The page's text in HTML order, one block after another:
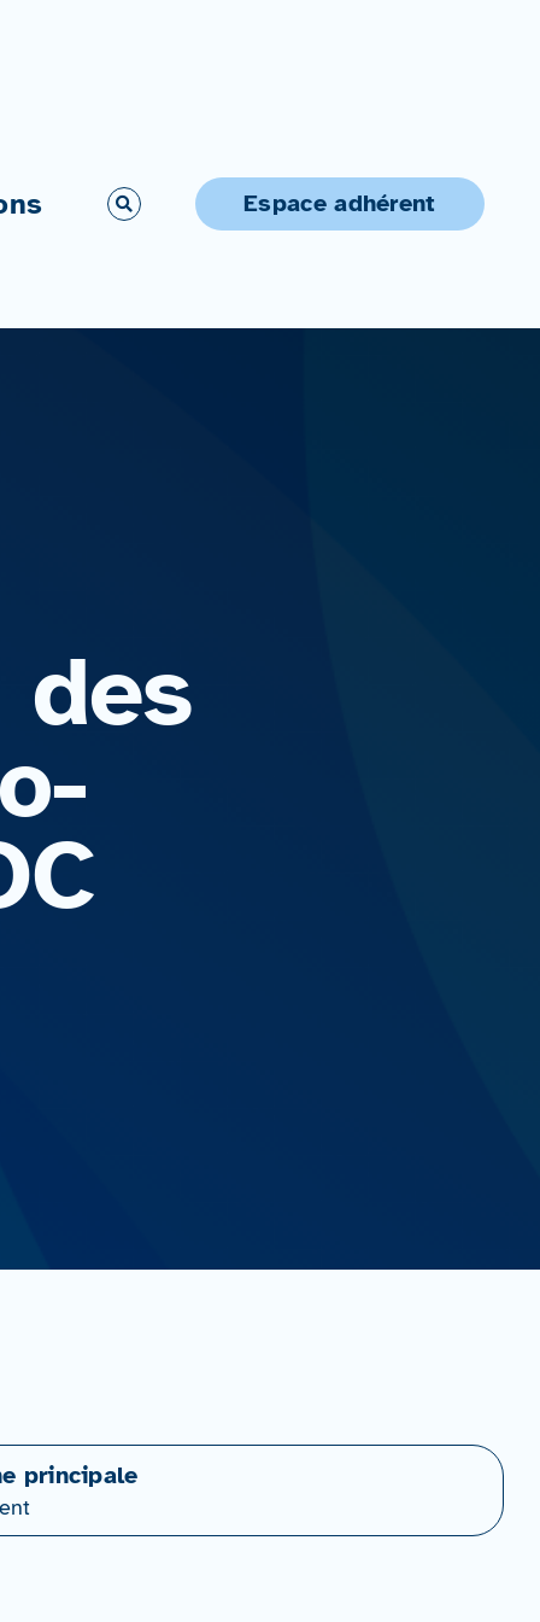
Espace adhérent
des
principale